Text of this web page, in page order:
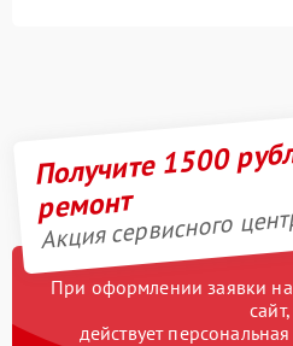
Получите 1500
ремонт
Акция сервисного
При оформлении заявки
сайт,
действует